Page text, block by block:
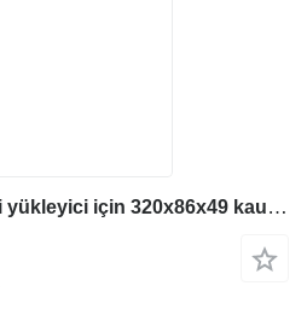
Bobcat T190 paletli mini yükleyici için 320x86x49 kauçuk palet